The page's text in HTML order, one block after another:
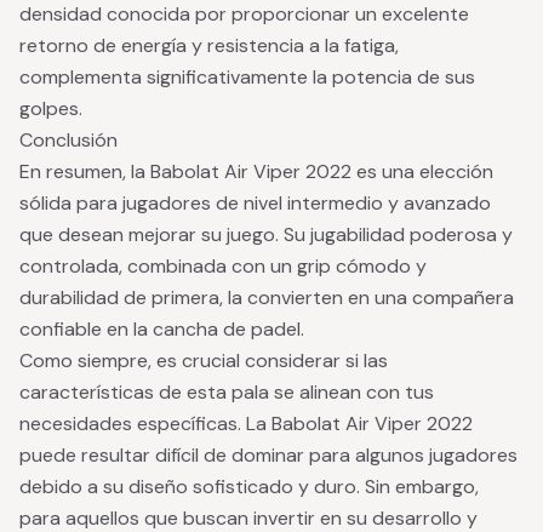
densidad conocida por proporcionar un excelente
retorno de energía y resistencia a la fatiga,
complementa significativamente la potencia de sus
golpes.
Conclusión
En resumen, la Babolat Air Viper 2022 es una elección
sólida para jugadores de nivel intermedio y avanzado
que desean mejorar su juego. Su jugabilidad poderosa y
controlada, combinada con un grip cómodo y
durabilidad de primera, la convierten en una compañera
confiable en la cancha de padel.
Como siempre, es crucial considerar si las
características de esta pala se alinean con tus
necesidades específicas. La Babolat Air Viper 2022
puede resultar difícil de dominar para algunos jugadores
debido a su diseño sofisticado y duro. Sin embargo,
para aquellos que buscan invertir en su desarrollo y